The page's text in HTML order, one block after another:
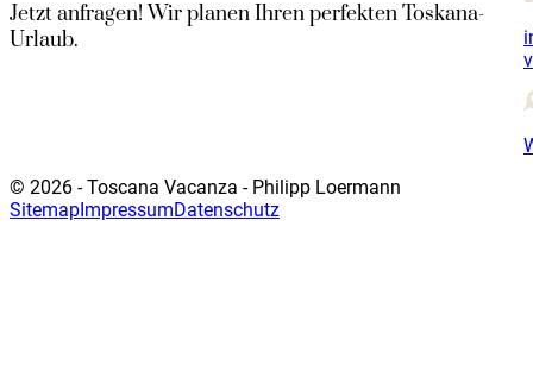
Jetzt anfragen! Wir planen Ihren perfekten Toskana-
Urlaub.
© 2026 - Toscana Vacanza - Philipp Loermann
SitemapImpressumDatenschutz